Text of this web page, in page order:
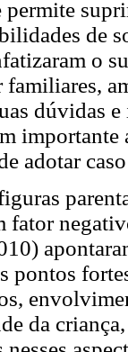
de
o
dúvidas
importante
adotar
fator
pontos
da